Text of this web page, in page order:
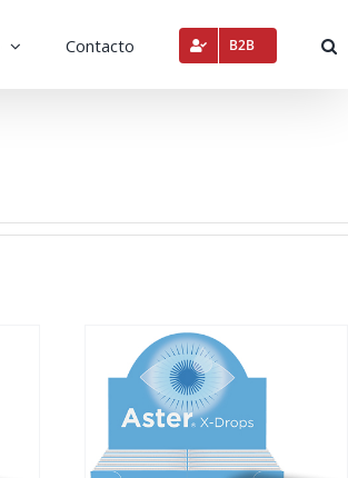
Contacto B2B